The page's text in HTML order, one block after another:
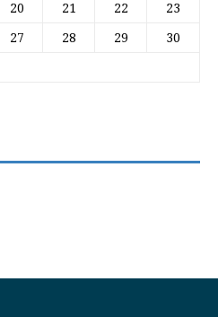
20 21 22 23
27 28 29 30